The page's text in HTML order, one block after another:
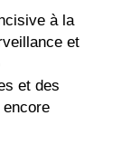
à la
et
et des